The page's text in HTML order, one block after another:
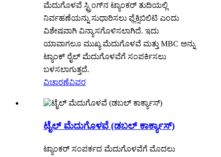
ಮೆದುಗೊಳವೆ ಸ್ಟ್ರಿಂಗ್‌ನ ಟ್ಯಾಂಕರ್ ತುದಿಯಲ್ಲಿ
ನಿರ್ವಹಣೆಯನ್ನು ಸುಧಾರಿಸಲು ಫ್ಲೆಕ್ಸಿಬಿಲಿಟಿ ಎಂದು
ವಿಶೇಷವಾಗಿ ವಿನ್ಯಾಸಗೊಳಿಸಲಾಗಿದೆ. ಇದು
ಯಾವಾಗಲೂ ಮುಖ್ಯ ಮೆದುಗೊಳವೆ ಮತ್ತು MBC ಅನ್ನು
ಟ್ಯಾಂಕ್ ರೈಲ್ ಮೆದುಗೊಳವೆಗೆ ಸಂಪರ್ಕಿಸಲು
ಬಳಸಲಾಗುತ್ತದೆ.
ವಿಚಾರಣೆವಿವರ
ಟೈಲ್ ಮೆದುಗೊಳವೆ (ಡಬಲ್ ಕಾರ್ಕ್ಯಾಸ್)
ಟ್ಯಾಂಕರ್ ಸಂಪರ್ಕದ ಮೆದುಗೊಳವೆಗೆ ಮೊದಲು